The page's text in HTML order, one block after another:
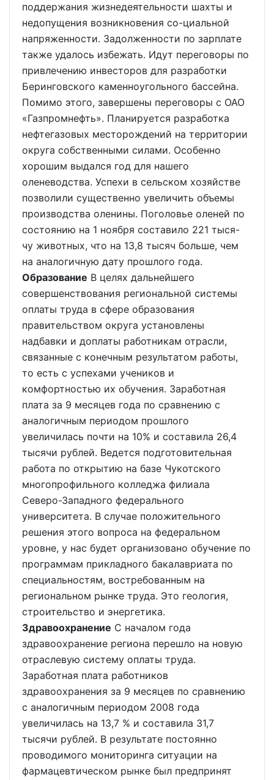
поддержания жизнедеятельности шахты и
недопущения возникновения со-циальной
напряженности. Задолженности по зарплате
также удалось избежать. Идут переговоры по
привлечению инвесторов для разработки
Беринговского каменноугольного бассейна.
Помимо этого, завершены переговоры с ОАО
«Газпромнефть». Планируется разработка
нефтегазовых месторождений на территории
округа собственными силами. Особенно
хорошим выдался год для нашего
оленеводства. Успехи в сельском хозяйстве
позволили существенно увеличить объемы
производства оленины. Поголовье оленей по
состоянию на 1 ноября составило 221 тыся-
чу животных, что на 13,8 тысяч больше, чем
на аналогичную дату прошлого года.
Образование В целях дальнейшего
совершенствования региональной системы
оплаты труда в сфере образования
правительством округа установлены
надбавки и доплаты работникам отрасли,
связанные с конечным результатом работы,
то есть с успехами учеников и
комфортностью их обучения. Заработная
плата за 9 месяцев года по сравнению с
аналогичным периодом прошлого
увеличилась почти на 10% и составила 26,4
тысячи рублей. Ведется подготовительная
работа по открытию на базе Чукотского
многопрофильного колледжа филиала
Северо-Западного федерального
университета. В случае положительного
решения этого вопроса на федеральном
уровне, у нас будет организовано обучение по
программам прикладного бакалавриата по
специальностям, востребованным на
региональном рынке труда. Это геология,
строительство и энергетика.
Здравоохранение С началом года
здравоохранение региона перешло на новую
отраслевую систему оплаты труда.
Заработная плата работников
здравоохранения за 9 месяцев по сравнению
с аналогичным периодом 2008 года
увеличилась на 13,7 % и составила 31,7
тысячи рублей. В результате постоянно
проводимого мониторинга ситуации на
фармацевтическом рынке был предпринят